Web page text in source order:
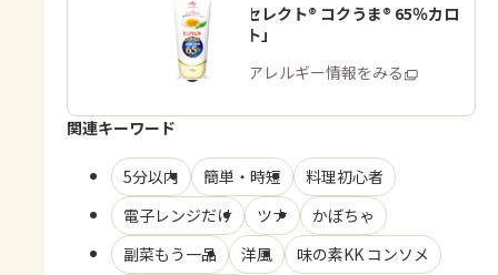
「ピュアセレクト® コクうま® 65％カロ
リーカット」
商品・アレルギー情報をみる
関連キーワード
5分以内 簡単・時短
料理初心者
電子レンジだけ
ツナ
かぼちゃ
副菜もう一品
洋風
味の素KK コンソメ